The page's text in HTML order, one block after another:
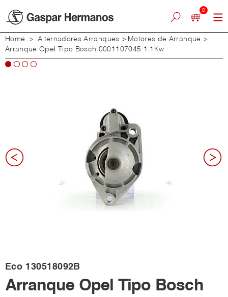
0
Home > Alternadores Arranques > Motores de Arranque >
Arranque Opel Tipo Bosch 0001107045 1.1Kw
Eco 130518092B
Arranque Opel Tipo Bosch